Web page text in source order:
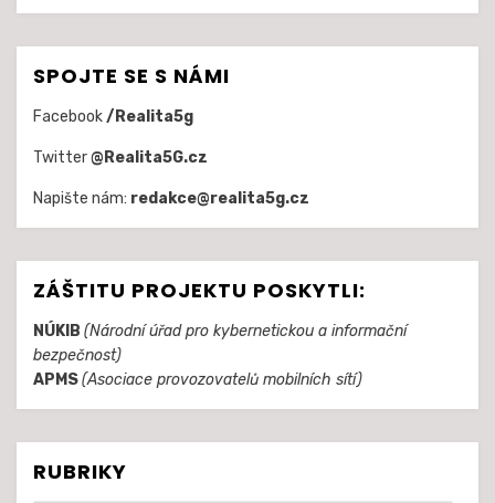
SPOJTE SE S NÁMI
Facebook/Realita5g
Twitter@Realita5G.cz
Napište nám: redakce@realita5g.cz
ZÁŠTITU PROJEKTU POSKYTLI:
NÚKIB (Národní úřad pro kybernetickou a informační
bezpečnost)
APMS(Asociace provozovatelů mobilních sítí)
RUBRIKY